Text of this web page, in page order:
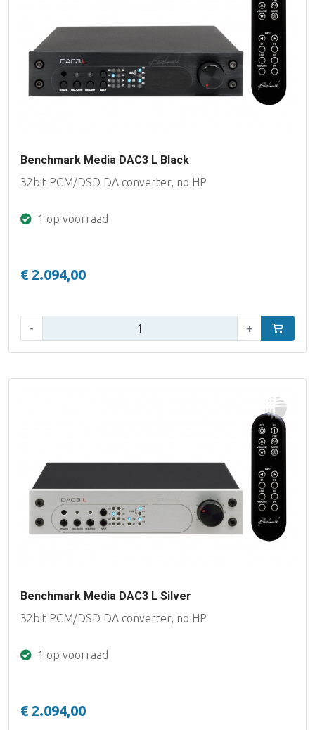
Benchmark Media DAC3 L Black
32bit PCM/DSD DA converter, no HP
1 op voorraad
€ 2.094,00
- + In
Benchmark Media DAC3 L Silver
32bit PCM/DSD DA converter, no HP
1 op voorraad
€ 2.094,00